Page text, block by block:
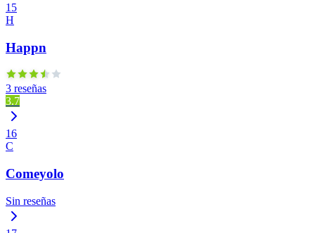
15
H
Happn
3 reseñas
3.7
16
C
Comeyolo
Sin reseñas